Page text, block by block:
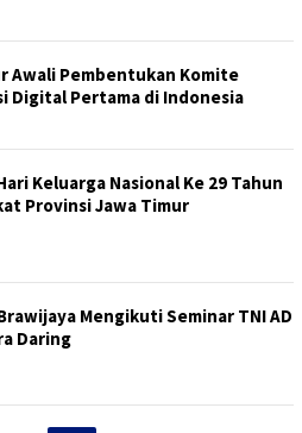
Awali Pembentukan Komite
Digital Pertama di Indonesia
Keluarga Nasional Ke 29 Tahun
Provinsi Jawa Timur
Mengikuti Seminar TNI AD
Daring